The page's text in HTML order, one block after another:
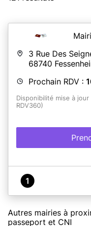
3 Rue Des
68740
Prochain RDV :
Disponibilité mise à
RDV360)
A propos de Bureau
mairie de Fessenheim
de recueil pour
nationale d'identité et
1
Autres mairies à
passeport et CNI